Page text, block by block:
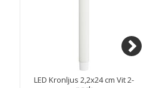
LED Kronljus 2,2x24 cm Vit 2-